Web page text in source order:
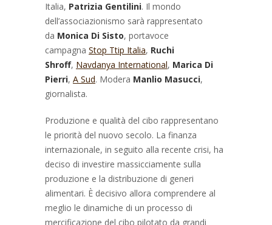
Italia, Patrizia Gentilini. Il mondo
dell’associazionismo sarà rappresentato
da Monica Di Sisto, portavoce
campagna Stop Ttip Italia, Ruchi
Shroff, Navdanya International, Marica Di
Pierri, A Sud. Modera Manlio Masucci,
giornalista.
Produzione e qualità del cibo rappresentano
le priorità del nuovo secolo. La finanza
internazionale, in seguito alla recente crisi, ha
deciso di investire massicciamente sulla
produzione e la distribuzione di generi
alimentari. È decisivo allora comprendere al
meglio le dinamiche di un processo di
mercificazione del cibo pilotato da grandi